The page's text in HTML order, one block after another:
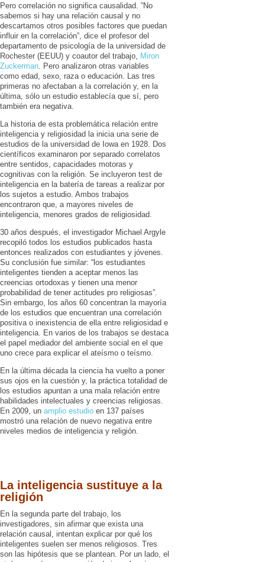
Pero correlación no significa causalidad. ”No
sabemos si hay una relación causal y no
descartamos otros posibles factores que puedan
influir en la correlación”, dice el profesor del
departamento de psicología de la universidad de
Rochester (EEUU) y coautor del trabajo, Miron
Zuckerman . Pero analizaron otras variables
como edad, sexo, raza o educación. Las tres
primeras no afectaban a la correlación y, en la
última, sólo un estudio establecía que sí, pero
también era negativa.
La historia de esta problemática relación entre
inteligencia y religiosidad la inicia una serie de
estudios de la universidad de Iowa en 1928. Dos
científicos examinaron por separado correlatos
entre sentidos, capacidades motoras y
cognitivas con la religión. Se incluyeron test de
inteligencia en la batería de tareas a realizar por
los sujetos a estudio. Ambos trabajos
encontraron que, a mayores niveles de
inteligencia, menores grados de religiosidad.
30 años después, el investigador Michael Argyle
recopiló todos los estudios publicados hasta
entonces realizados con estudiantes y jóvenes.
Su conclusión fue similar: “los estudiantes
inteligentes tienden a aceptar menos las
creencias ortodoxas y tienen una menor
probabilidad de tener actitudes pro religiosas”.
Sin embargo, los años 60 concentran la mayoría
de los estudios que encuentran una correlación
positiva o inexistencia de ella entre religiosidad e
inteligencia. En varios de los trabajos se destaca
el papel mediador del ambiente social en el que
uno crece para explicar el ateísmo o teísmo.
En la última década la ciencia ha vuelto a poner
sus ojos en la cuestión y, la práctica totalidad de
los estudios apuntan a una mala relación entre
habilidades intelectuales y creencias religiosas.
En 2009, un amplio estudio en 137 países
mostró una relación de nuevo negativa entre
niveles medios de inteligencia y religión.
La inteligencia sustituye a la
religión
En la segunda parte del trabajo, los
investigadores, sin afirmar que exista una
relación causal, intentan explicar por qué los
inteligentes suelen ser menos religiosos. Tres
son las hipótesis que se plantean. Por un lado, el